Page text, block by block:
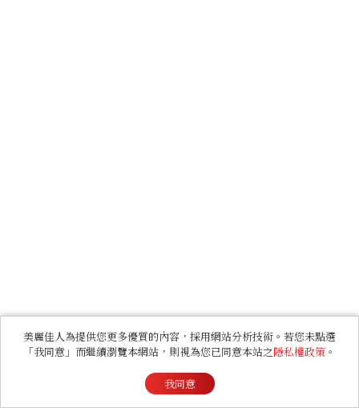
美麗佳人為提供您更多優質的內容，採用網站分析技術。若您未點選
「我同意」而繼續瀏覽本網站，則視為您已同意本站之隱私權政策 。
我同意